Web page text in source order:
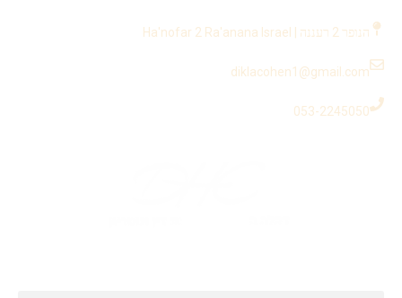
הנופר 2 רעננה | Ha'nofar 2 Ra'anana Israel
diklacohen1@gmail.com
053-2245050